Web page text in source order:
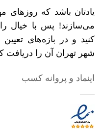
یادتان باشد که روزهای
می‌سازند! پس با خیال
شهر تهران آن را دریافت
اینماد و پروانه کسب